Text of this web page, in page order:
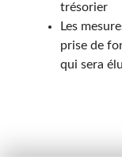
trésorier
Les
prise de
qui sera